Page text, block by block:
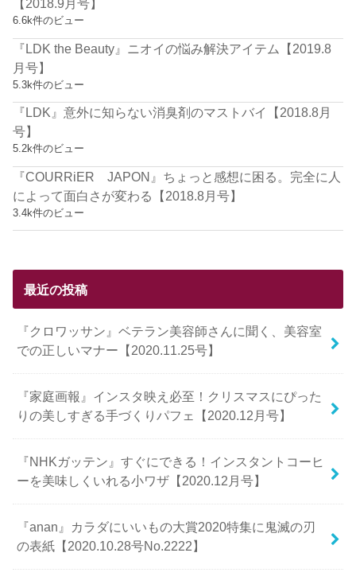
【2018.9月号】
6.6k件のビュー
『LDK the Beauty』ニオイの悩み解決アイテム【2019.8
月号】
5.3k件のビュー
『LDK』意外に知らない消臭剤のマストバイ【2018.8月
号】
5.2k件のビュー
『COURRiER JAPON』ちょっと感想に困る。完全に人
によって面白さが変わる【2018.8月号】
3.4k件のビュー
最近の投稿
『クロワッサン』ベテラン美容師さんに聞く、美容室
での正しいマナー【2020.11.25号】
『家庭画報』インスタ映え必至！クリスマスにぴった
りの美しすぎる手づくりパフェ【2020.12月号】
『NHKガッテン』すぐにできる！インスタントコーヒ
ーを美味しくいれる小ワザ【2020.12月号】
『anan』カラダにいいもの大賞2020特集に鬼滅の刃
の表紙【2020.10.28号No.2222】